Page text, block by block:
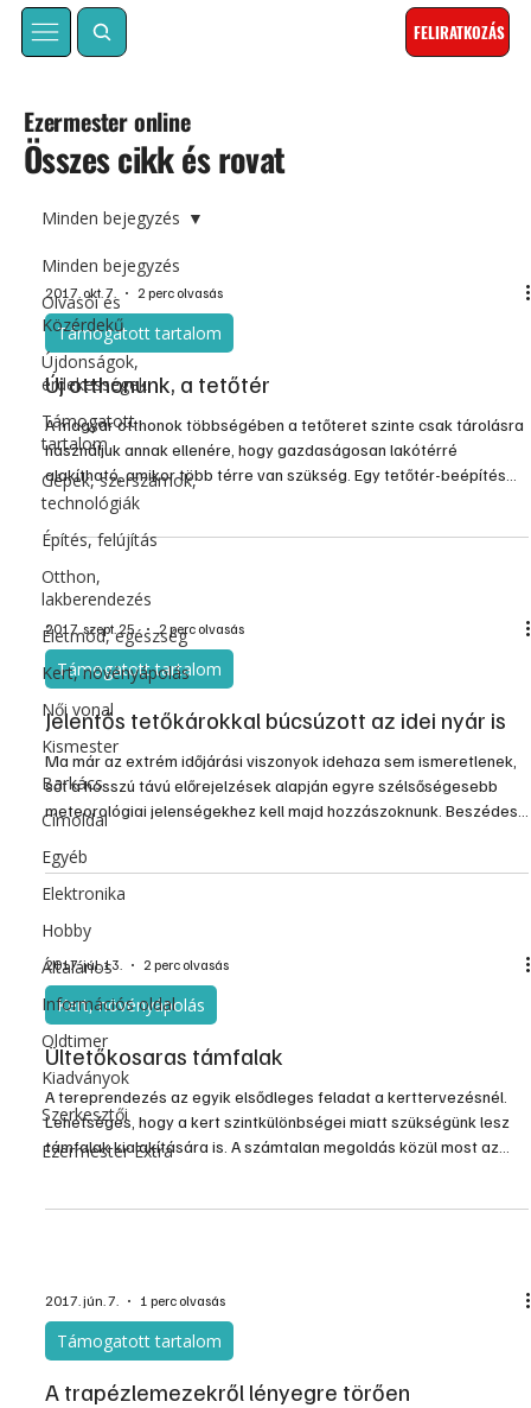
FELIRATKOZÁS
Összes cikk és rovat
Ezermester online
Minden bejegyzés
Olvasói és
Közérdekű
Újdonságok,
érdekességek
Támogatott
tartalom
Gépek, szerszámok,
technológiák
Építés, felújítás
Otthon,
lakberendezés
Életmód, egészség
Kert, növényápolás
Női vonal
Kismester
Barkács
Címoldal
Egyéb
Elektronika
Hobby
Általános
Információs oldal
Oldtimer
Kiadványok
Szerkesztői
Ezermester Extra
Minden bejegyzés
2017. okt. 7. 2 perc olvasás
Támogatott tartalom
Új otthonunk, a tetőtér
A magyar otthonok többségében a tetőteret szinte csak tárolásra
használjuk annak ellenére, hogy gazdaságosan lakótérré
alakítható, amikor több térre van szükség. Egy tetőtér-beépítés
fajlagos kivitelezési költsége a meglévő tetőszerkezet, a födém
Az elvégzendő átalakítási és állagjavítási feladatokon túlmenően a
tulajdonosok igényszintjét is figyelembe véve kb. 150-200 ezer
Ft/m2 közé esik.
2017. szept. 25. 2 perc olvasás
Támogatott tartalom
Jelentős tetőkárokkal búcsúzott az idei nyár is
Ma már az extrém időjárási viszonyok idehaza sem ismeretlenek,
sőt a hosszú távú előrejelzések alapján egyre szélsőségesebb
meteorológiai jelenségekhez kell majd hozzászoknunk. Beszédes
2010 és 2016 között, a májusi-augusztusi időszakokra vetítve
közel egymillió viharkárt térítettek meg a biztosítók több mint 73
2017. júl. 13. 2 perc olvasás
Kert, növényápolás
Ültetőkosaras támfalak
A tereprendezés az egyik elsődleges feladat a kerttervezésnél.
Lehetséges, hogy a kert szintkülönbségei miatt szükségünk lesz
támfalak kialakítására is. A számtalan megoldás közül most az
2017. jún. 7. 1 perc olvasás
Támogatott tartalom
A trapézlemezekről lényegre törően